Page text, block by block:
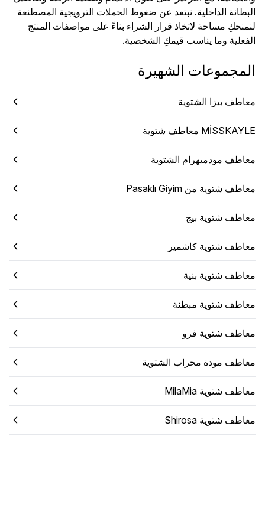
البطانة الداخلية. نبتعد عن ضغوط الحملات الترويجية المصطنعة
لنمنحكِ مساحة لاتخاذ قرار الشراء بناءً على مواصفات المنتج
الفعلية وما يناسب قيمكِ الشخصية.
المجموعات الشهيرة
معاطف بيزا الشتوية
MİSSKAYLE معاطف شتوية
معاطف مودميهرام الشتوية
معاطف شتوية من Pasaklı Giyim
معاطف شتوية بيج
معاطف شتوية كاشمير
معاطف شتوية بنية
معاطف شتوية مبطنة
معاطف شتوية فرو
معاطف مودة محراب الشتوية
معاطف شتوية MilaMia
معاطف شتوية Shirosa